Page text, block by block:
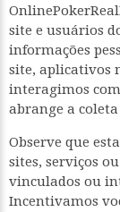
site e usuários
informações
site, aplicativos
interagimos
abrange a
Observe que
sites, serviços
vinculados ou
Incentivamos